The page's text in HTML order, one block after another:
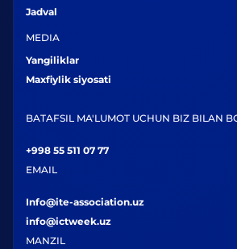
Jadval
MEDIA
Yangiliklar
Maxfiylik siyosati
BATAFSIL MA'LUMOT UCHUN BIZ BILAN
+998 55 511 07 77
EMAIL
Info@ite-association.uz
info@ictweek.uz
MANZIL